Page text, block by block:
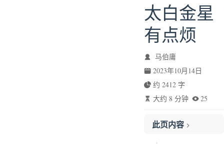
太白金星
有点烦
马伯庸
2023年10月14日
约 2412 字
大约 8 分钟
25
此页内容